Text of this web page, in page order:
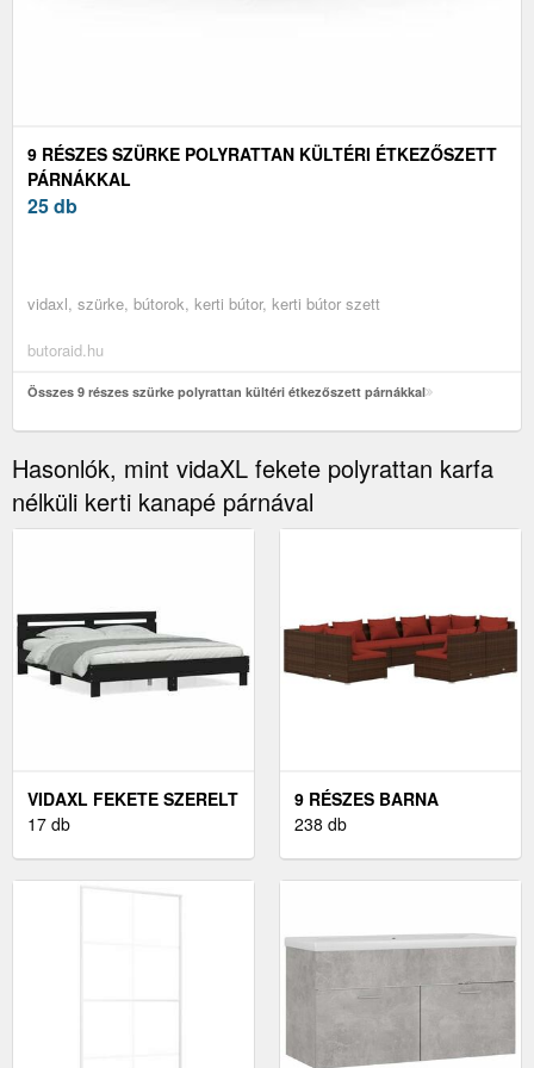
9 RÉSZES SZÜRKE POLYRATTAN KÜLTÉRI ÉTKEZŐSZETT
PÁRNÁKKAL
25 db
vidaxl, szürke, bútorok, kerti bútor, kerti bútor szett
butoraid.hu
Összes 9 részes szürke polyrattan kültéri étkezőszett párnákkal
Hasonlók, mint vidaXL fekete polyrattan karfa
nélküli kerti kanapé párnával
VIDAXL FEKETE SZERELT
FA ÁGYKERET
17 db
9 RÉSZES BARNA
POLYRATTAN KERTI
238 db